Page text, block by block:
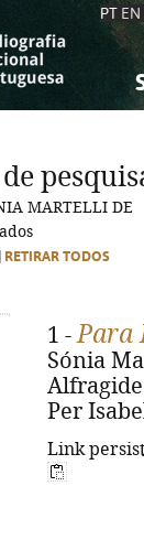
PT EN
MARTELLI DE
RETIRAR TODOS
1 -Para
Sónia
Alfragide
Per
Link